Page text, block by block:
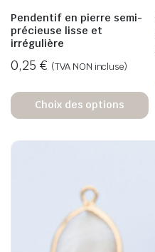
Pendentif en pierre semi-
précieuse lisse et
irrégulière
0,25 € (TVA NON incluse)
Choix des options